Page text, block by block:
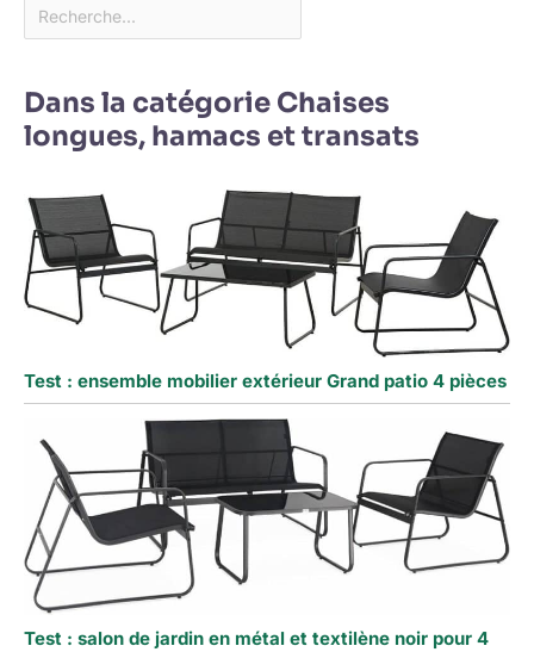
Dans la catégorie Chaises
longues, hamacs et transats
Test : ensemble mobilier extérieur Grand patio 4 pièces
Test : salon de jardin en métal et textilène noir pour 4